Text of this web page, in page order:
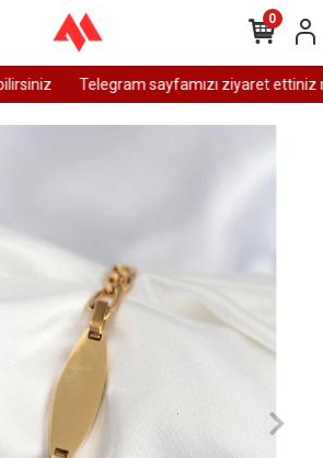
Telegram sayfamızı ziyaret ettiniz
0